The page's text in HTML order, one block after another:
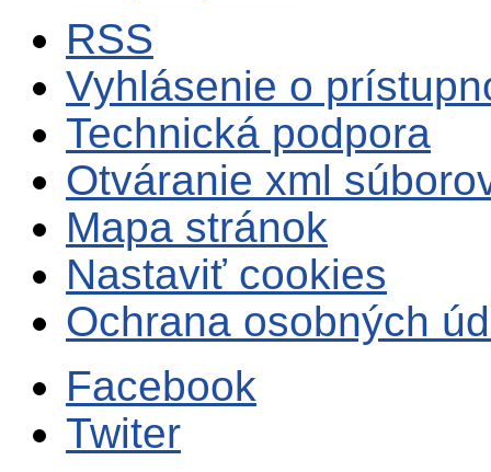
RSS
Vyhlásenie o
Technická podpora
Otváranie xml
Mapa stránok
Nastaviť cookies
Ochrana osobných
Facebook
Twiter